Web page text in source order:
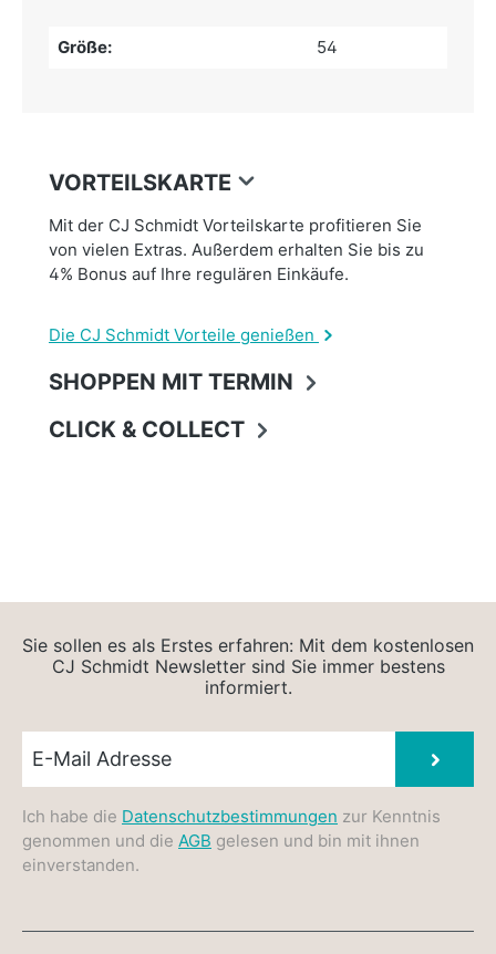
Größe: 54
VORTEILSKARTE
Mit der CJ Schmidt Vorteilskarte profitieren Sie
von vielen Extras. Außerdem erhalten Sie bis zu
4% Bonus auf Ihre regulären Einkäufe.
Die CJ Schmidt Vorteile genießen
SHOPPEN MIT TERMIN
CLICK & COLLECT
Sie sollen es als Erstes erfahren: Mit dem kostenlosen
CJ Schmidt Newsletter sind Sie immer bestens
informiert.
Ich habe die Datenschutzbestimmungen zur Kenntnis
genommen und die AGB gelesen und bin mit ihnen
einverstanden.